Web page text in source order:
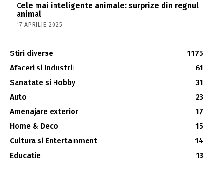
Cele mai inteligente animale: surprize din regnul
animal
17 APRILIE 2025
Stiri diverse
1175
Afaceri si Industrii
61
Sanatate si Hobby
31
Auto
23
Amenajare exterior
17
Home & Deco
15
Cultura si Entertainment
14
Educatie
13